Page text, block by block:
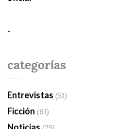
-
categorías
Entrevistas (51)
Ficción (61)
Noticias